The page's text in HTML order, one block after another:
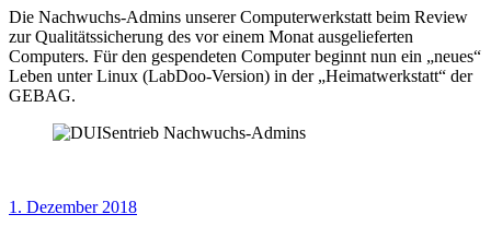
Die Nachwuchs-Admins unserer Computerwerkstatt beim Review
zur Qualitätssicherung des vor einem Monat ausgelieferten
Computers. Für den gespendeten Computer beginnt nun ein „neues“
Leben unter Linux (LabDoo-Version) in der „Heimatwerkstatt“ der
GEBAG.
Veröffentlicht
1. Dezember 2018